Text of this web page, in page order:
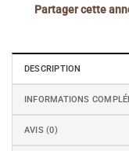
Partager cette
DESCRIPTION
INFORMATIONS
AVIS (0)